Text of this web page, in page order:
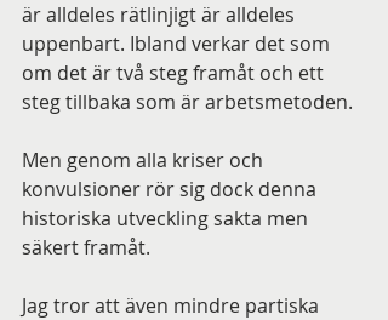
är alldeles rätlinjigt är alldeles
uppenbart. Ibland verkar det som
om det är två steg framåt och ett
steg tillbaka som är arbetsmetoden.
Men genom alla kriser och
konvulsioner rör sig dock denna
historiska utveckling sakta men
säkert framåt.
Jag tror att även mindre partiska